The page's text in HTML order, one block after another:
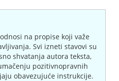
na propise koji važe
Svi izneti stavovi su
shvatanja autora teksta,
pozitivnopravnih
obavezujuće instrukcije.